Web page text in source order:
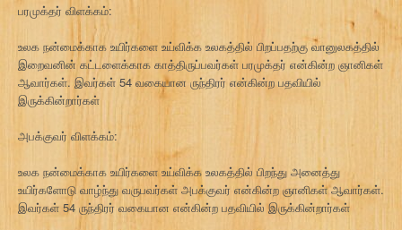
பரமுக்தர் விளக்கம்:
உலக நன்மைக்காக உயிர்களை உய்விக்க உலகத்தில் பிறப்பதற்கு வானுலகத்தில்
இறைவனின் கட்டளைக்காக காத்திருப்பவர்கள் பரமுக்தர் என்கின்ற ஞானிகள்
ஆவார்கள். இவர்கள் 54 வகையான ருந்திரர் என்கின்ற பதவியில்
இருக்கின்றார்கள்
அபக்குவர் விளக்கம்:
உலக நன்மைக்காக உயிர்களை உய்விக்க உலகத்தில் பிறந்து அனைத்து
உயிர்களோடு வாழ்ந்து வருபவர்கள் அபக்குவர் என்கின்ற ஞானிகள் ஆவார்கள்.
இவர்கள் 54 ருந்திரர் வகையான என்கின்ற பதவியில் இருக்கின்றார்கள்